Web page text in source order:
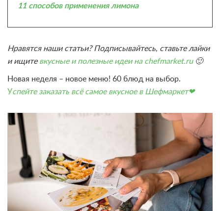
11 способов применения лимона
Нравятся наши статьи? Подписывайтесь, ставьте лайки
и ищите вкусные и полезные идеи на chefmarket.ru 🙂
Новая неделя – новое меню! 60 блюд на выбор.
Успейте заказать всё самое вкусное в Шефмаркет❤